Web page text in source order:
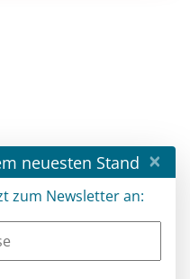
neuesten Stand ×
zum Newsletter an: